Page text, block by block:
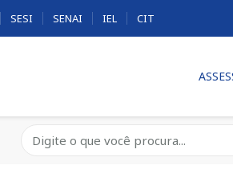
SESI SENAI IEL CIT